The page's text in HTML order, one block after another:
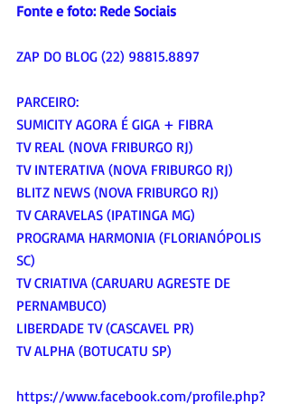
Fonte e foto: Rede Sociais
ZAP DO BLOG (22) 98815.8897
PARCEIRO:
SUMICITY AGORA É GIGA + FIBRA
TV REAL (NOVA FRIBURGO RJ)
TV INTERATIVA (NOVA FRIBURGO RJ)
BLITZ NEWS (NOVA FRIBURGO RJ)
TV CARAVELAS (IPATINGA MG)
PROGRAMA HARMONIA (FLORIANÓPOLIS
SC)
TV CRIATIVA (CARUARU AGRESTE DE
PERNAMBUCO)
LIBERDADE TV (CASCAVEL PR)
TV ALPHA (BOTUCATU SP)
https://www.facebook.com/profile.php?